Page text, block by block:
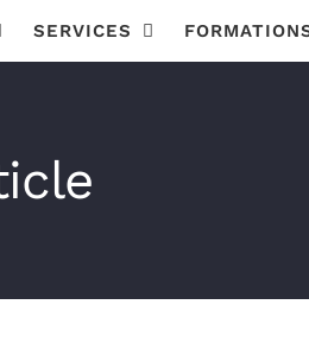
SERVICES